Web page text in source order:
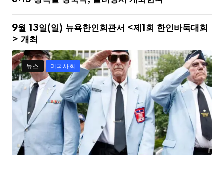
9월 13일(일) 뉴욕한인회관서 <제1회 한인바둑대회
> 개최
뉴스 미국사회